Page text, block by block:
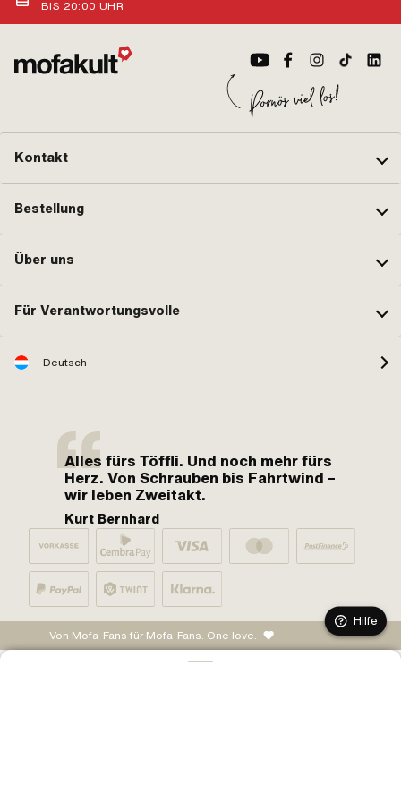
BIS 20:00 UHR
Kontakt
Bestellung
Über uns
Für Verantwortungsvolle
Deutsch
Alles fürs Töffli. Und noch mehr fürs
Herz. Von Schrauben bis Fahrtwind –
wir leben Zweitakt.
Kurt Bernhard
Von Mofa-Fans für Mofa-Fans. One love.
Hilfe